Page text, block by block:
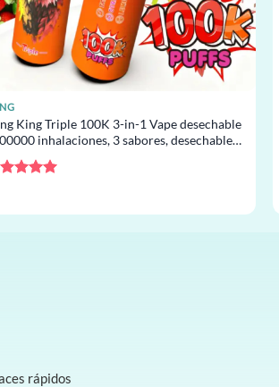
King Triple 100K 3-in-1 Vape desechable
inhalaciones, 3 sabores, desechable
por mayor
rápidos